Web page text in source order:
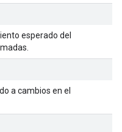
esperado del
a cambios en el